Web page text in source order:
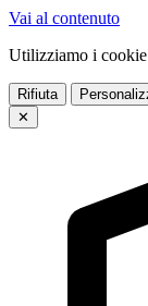
Vai al contenuto
Utilizziamo i cookie
Rifiuta
✕